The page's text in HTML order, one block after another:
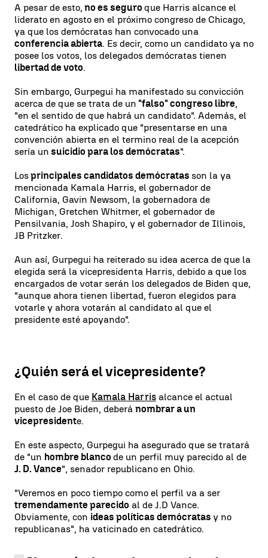
A pesar de esto, no es seguro que Harris alcance el
liderato en agosto en el próximo congreso de Chicago,
ya que los demócratas han convocado una
conferencia abierta. Es decir, como un candidato ya no
posee los votos, los delegados demócratas tienen
libertad de voto.
Sin embargo, Gurpegui ha manifestado su convicción
acerca de que se trata de un "falso" congreso libre,
"en el sentido de que habrá un candidato". Además, el
catedrático ha explicado que "presentarse en una
convención abierta en el termino real de la acepción
sería un suicidio para los demócratas".
Losprincipales candidatos demócratas son la ya
mencionada Kamala Harris, el gobernador de
California, Gavin Newsom, la gobernadora de
Michigan, Gretchen Whitmer, el gobernador de
Pensilvania, Josh Shapiro, y el gobernador de Illinois,
JB Pritzker.
Aun así, Gurpegui ha reiterado su idea acerca de que la
elegida será la vicepresidenta Harris, debido a que los
encargados de votar serán los delegados de Biden que,
"aunque ahora tienen libertad, fueron elegidos para
votarle y ahora votarán al candidato al que el
presidente esté apoyando".
¿Quién será el vicepresidente?
En el caso de que Kamala Harris alcance el actual
puesto de Joe Biden, deberá nombrar a un
vicepresidente.
En este aspecto, Gurpegui ha asegurado que se tratará
de "un hombre blanco de un perfil muy parecido al de
J. D. Vance", senador republicano en Ohio.
"Veremos en poco tiempo como el perfil va a ser
tremendamente parecido al de J.D Vance.
Obviamente, con ideas políticas demócratas y no
republicanas", ha vaticinado en catedrático.